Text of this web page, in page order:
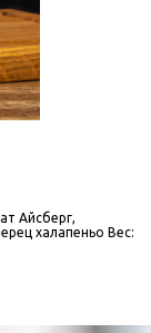
Айсберг,
халапеньо Вес: